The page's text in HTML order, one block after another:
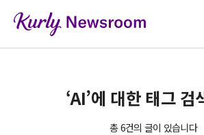
‘AI’에 대한 태그 검
총 6건의 글이 있습니다